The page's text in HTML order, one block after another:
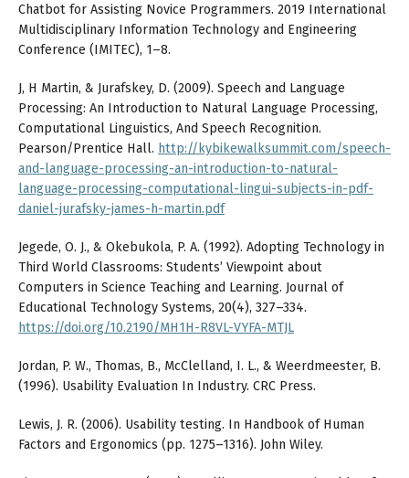
Chatbot for Assisting Novice Programmers. 2019 International
Multidisciplinary Information Technology and Engineering
Conference (IMITEC), 1–8.
J, H Martin, & Jurafskey, D. (2009). Speech and Language
Processing: An Introduction to Natural Language Processing,
Computational Linguistics, And Speech Recognition.
Pearson/Prentice Hall. http://kybikewalksummit.com/speech-
and-language-processing-an-introduction-to-natural-
language-processing-computational-lingui-subjects-in-pdf-
daniel-jurafsky-james-h-martin.pdf
Jegede, O. J., & Okebukola, P. A. (1992). Adopting Technology in
Third World Classrooms: Students’ Viewpoint about
Computers in Science Teaching and Learning. Journal of
Educational Technology Systems, 20(4), 327–334.
https://doi.org/10.2190/MH1H-R8VL-VYFA-MTJL
Jordan, P. W., Thomas, B., McClelland, I. L., & Weerdmeester, B.
(1996). Usability Evaluation In Industry. CRC Press.
Lewis, J. R. (2006). Usability testing. In Handbook of Human
Factors and Ergonomics (pp. 1275–1316). John Wiley.